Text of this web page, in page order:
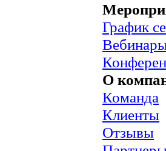
График
О
Команда
Клиенты
Отзывы